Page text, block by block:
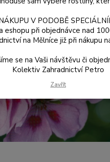
V PODOBĚ
eshopu při objednávce nad
na Mělníce již při nákupu
se na Vaši návštěvu či
Kolektiv Zahradnictví Petro
Zavřít